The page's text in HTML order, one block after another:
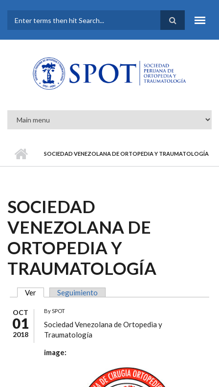
FORMULARIO DE
BÚSQUEDA
SOCIEDAD VENEZOLANA DE ORTOPEDIA Y TRAUMATOLOGÍA
SOCIEDAD
VENEZOLANA DE
ORTOPEDIA Y
TRAUMATOLOGÍA
SOLAPAS PRINCIPALES
Ver (solapa activa)
Seguimiento
OCT
01
2018
BySPOT
Sociedad Venezolana de Ortopedia y
Traumatología
image: